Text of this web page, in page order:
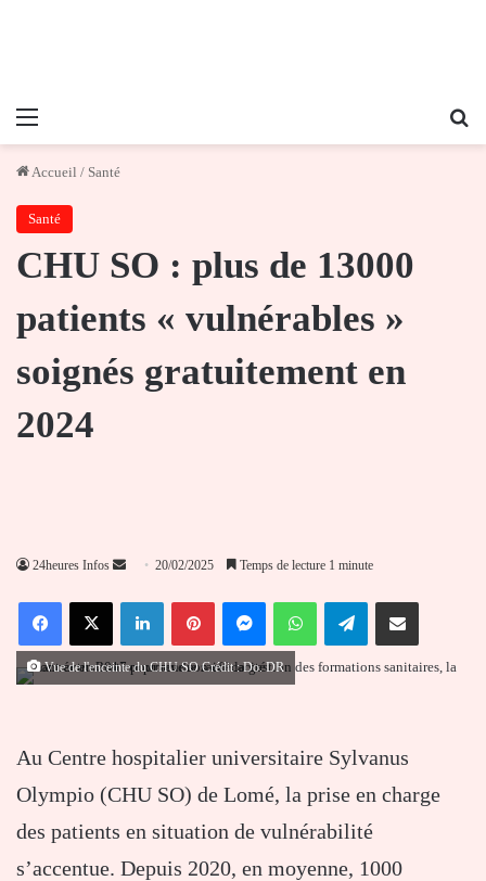
Menu
Accueil / Santé
Santé
CHU SO : plus de 13000
patients « vulnérables »
soignés gratuitement en
2024
24heures Infos
Envoyer
courriel
20/02/2025 Temps de lecture 1 minute
FacebookX LinkedinPinterestMessengerWhatsAppTelegramPartager par email
Vue de l'enceinte du CHU SO Crédit : Do. DR
Au Centre hospitalier universitaire Sylvanus
Olympio (CHU SO) de Lomé, la prise en charge
des patients en situation de vulnérabilité
s’accentue. Depuis 2020, en moyenne, 1000